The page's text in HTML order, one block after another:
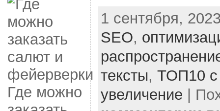
Где можно
1 сентября,
SEO,
тексты, ТОП10 с
увеличение |